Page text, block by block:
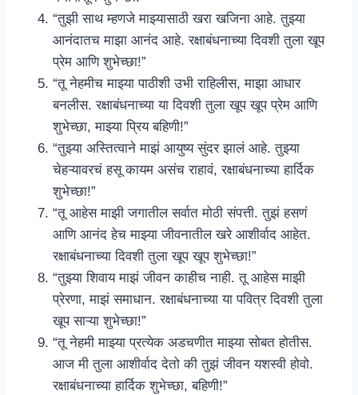
“तुझी साथ म्हणजे माझ्यासाठी खरा खजिना आहे. तुझ्या
आनंदातच माझा आनंद आहे. रक्षाबंधनाच्या दिवशी तुला खूप
प्रेम आणि शुभेच्छा!”
“तू नेहमीच माझ्या पाठीशी उभी राहिलीस, माझा आधार
बनलीस. रक्षाबंधनाच्या या दिवशी तुला खूप खूप प्रेम आणि
शुभेच्छा, माझ्या प्रिय बहिणी!”
“तुझ्या अस्तित्वाने माझं आयुष्य सुंदर झालं आहे. तुझ्या
चेहऱ्यावरचं हसू कायम असंच राहावं, रक्षाबंधनाच्या हार्दिक
शुभेच्छा!”
“तू आहेस माझी जगातील सर्वात मोठी संपत्ती. तुझं हसणं
आणि आनंद हेच माझ्या जीवनातील खरे आशीर्वाद आहेत.
रक्षाबंधनाच्या दिवशी तुला खूप खूप शुभेच्छा!”
“तुझ्या शिवाय माझं जीवन काहीच नाही. तू आहेस माझी
प्रेरणा, माझं समाधान. रक्षाबंधनाच्या या पवित्र दिवशी तुला
खूप साऱ्या शुभेच्छा!”
“तू नेहमी माझ्या प्रत्येक अडचणीत माझ्या सोबत होतीस.
आज मी तुला आशीर्वाद देतो की तुझं जीवन यशस्वी होवो.
रक्षाबंधनाच्या हार्दिक शुभेच्छा, बहिणी!”